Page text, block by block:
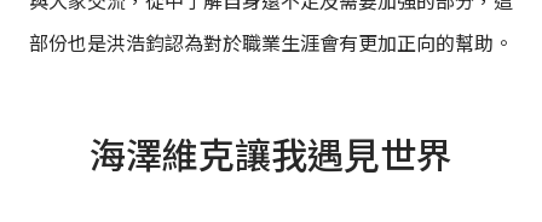
部份也是洪浩鈞認為對於職業生涯會有更加正向的幫助。
海澤維克讓我遇見世界